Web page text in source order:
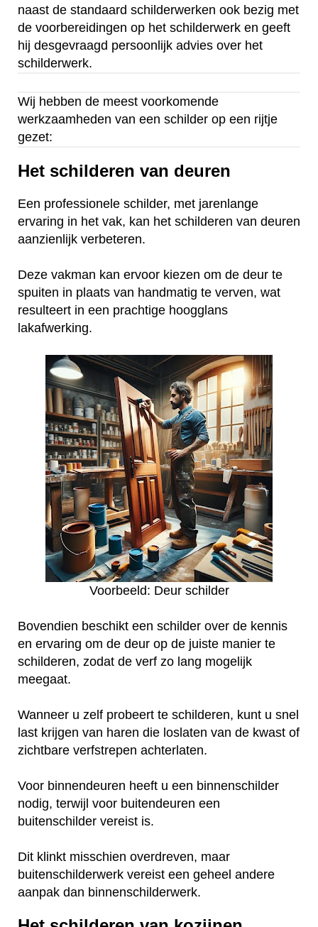
naast de standaard schilderwerken ook bezig met
de voorbereidingen op het schilderwerk en geeft
hij desgevraagd persoonlijk advies over het
schilderwerk.
Wij hebben de meest voorkomende
werkzaamheden van een schilder op een rijtje
gezet:
Het schilderen van deuren
Een professionele schilder, met jarenlange
ervaring in het vak, kan het schilderen van deuren
aanzienlijk verbeteren.
Deze vakman kan ervoor kiezen om de deur te
spuiten in plaats van handmatig te verven, wat
resulteert in een prachtige hoogglans
lakafwerking.
Voorbeeld: Deur schilder
Bovendien beschikt een schilder over de kennis
en ervaring om de deur op de juiste manier te
schilderen, zodat de verf zo lang mogelijk
meegaat.
Wanneer u zelf probeert te schilderen, kunt u snel
last krijgen van haren die loslaten van de kwast of
zichtbare verfstrepen achterlaten.
Voor binnendeuren heeft u een binnenschilder
nodig, terwijl voor buitendeuren een
buitenschilder vereist is.
Dit klinkt misschien overdreven, maar
buitenschilderwerk vereist een geheel andere
aanpak dan binnenschilderwerk.